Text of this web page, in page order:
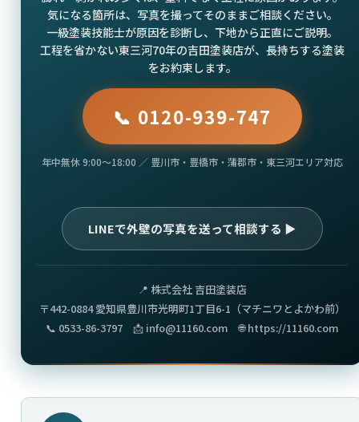
気になる箇所は、写真を撮ってそのままご相談ください。
一級塗装技能士が原因を診断し、下地から正直にご説明。
工程を省かない東三河70年の吉田塗装店が、長持ちする塗装
をお約束します。
📞 0120-939-747
年中無休 9:00〜18:00 ／ 豊川市・豊橋市・蒲郡市・東三河エリア対応
LINEで外壁の写真を送って相談する ▶
📍 株式会社 吉田塗装店
〒442-0884 愛知県豊川市光明町1丁目6-1（マチニワとよかわ前）
📞 0533-86-3797 📩 info@11160.com 🌐 https://11160.com